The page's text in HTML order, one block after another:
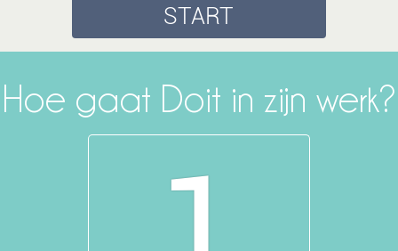
START
Hoe gaat Doit in zijn werk?